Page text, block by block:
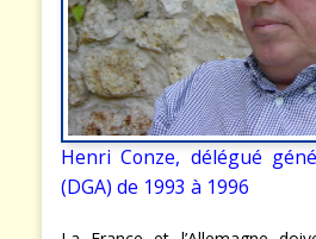
Henri Conze, délégué